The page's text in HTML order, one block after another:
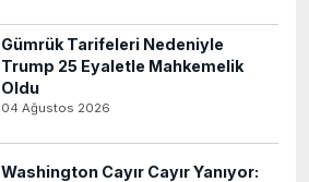
Gümrük Tarifeleri Nedeniyle
Trump 25 Eyaletle Mahkemelik
Oldu
04 Ağustos 2026
Washington Cayır Cayır Yanıyor: